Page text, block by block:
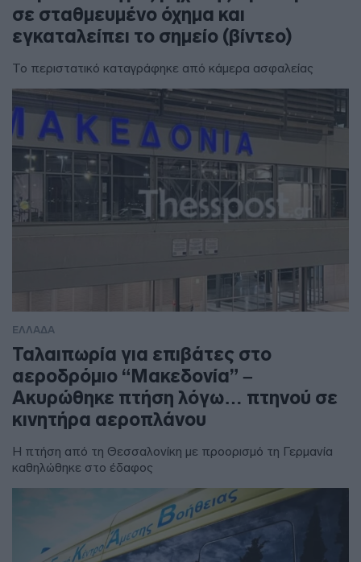
σε σταθμευμένο όχημα και
εγκαταλείπει το σημείο (βίντεο)
Το περιστατικό καταγράφηκε από κάμερα ασφαλείας
ΕΛΛΑΔΑ
Ταλαιπωρία για επιβάτες στο
αεροδρόμιο “Μακεδονία” –
Ακυρώθηκε πτήση λόγω… πτηνού σε
κινητήρα αεροπλάνου
Η πτήση από τη Θεσσαλονίκη με προορισμό τη Γερμανία
καθηλώθηκε στο έδαφος